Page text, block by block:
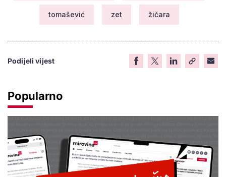
tomašević zet žičara
Podijeli vijest
Popularno